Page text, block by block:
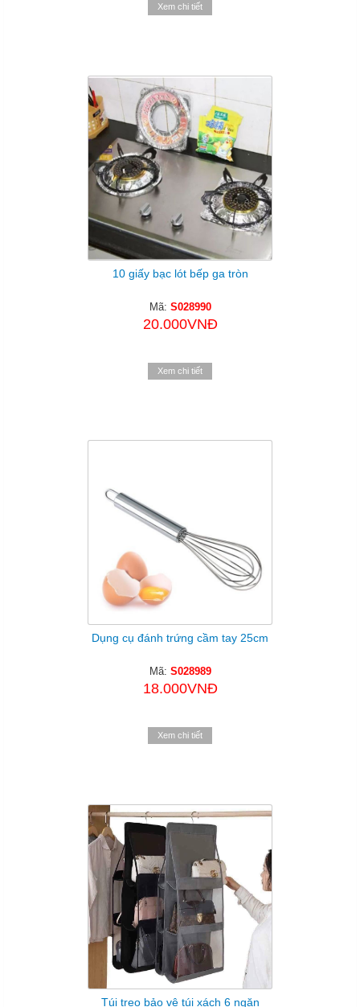
Xem chi tiết
10 giấy bạc lót bếp ga tròn
Mã: S028990
20.000VNĐ
Xem chi tiết
Dụng cụ đánh trứng cầm tay 25cm
Mã: S028989
18.000VNĐ
Xem chi tiết
Túi treo bảo vệ túi xách 6 ngăn